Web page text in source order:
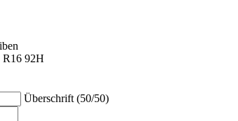
92H
Überschrift (50/50)